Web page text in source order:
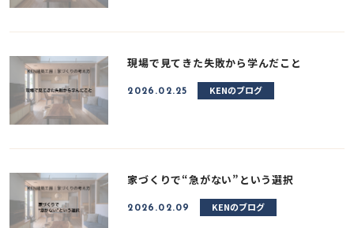
現場で見てきた失敗から学んだこと
2026.02.25 KENのブログ
家づくりで“急がない”という選択
2026.02.09 KENのブログ